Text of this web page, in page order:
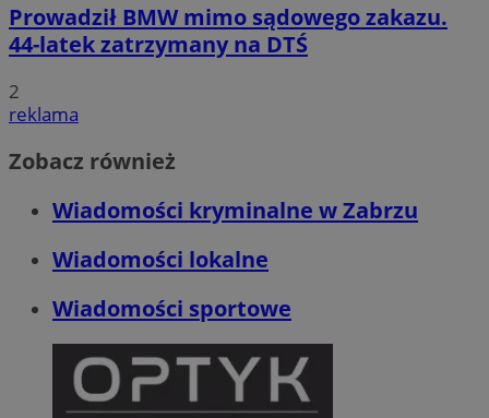
Prowadził BMW mimo sądowego zakazu.
44-latek zatrzymany na DTŚ
2
reklama
Zobacz również
Wiadomości kryminalne w Zabrzu
Wiadomości lokalne
Wiadomości sportowe